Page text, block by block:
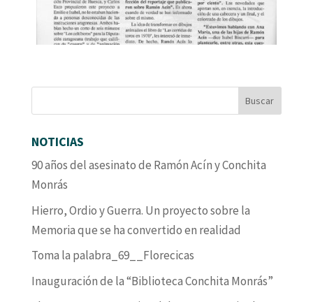
NOTICIAS
90 años del asesinato de Ramón Acín y Conchita
Monrás
Hierro, Ordio y Guerra. Un proyecto sobre la
Memoria que se ha convertido en realidad
Toma la palabra_69__Florecicas
Inauguración de la “Biblioteca Conchita Monrás”